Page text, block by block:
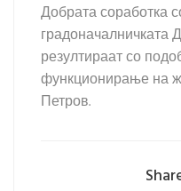
Добрата соработка
градоначалничката
резултираат со
функционирање на
Петров.